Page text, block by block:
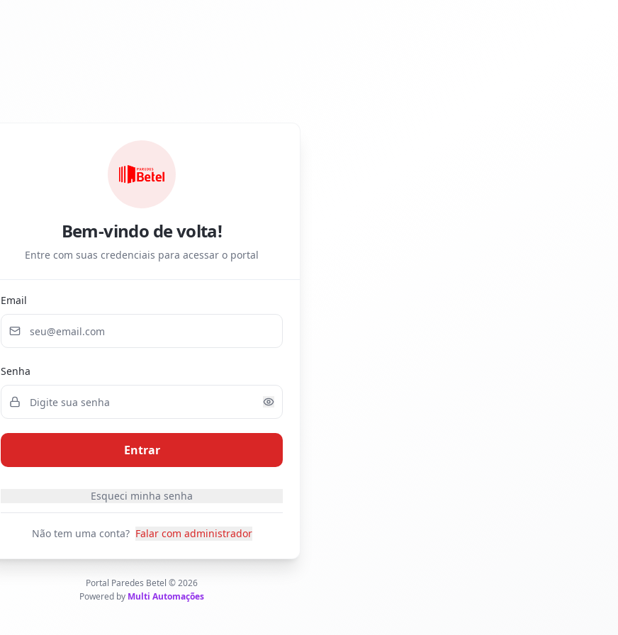
Bem-vindo de volta!
Entre com suas credenciais para acessar o portal
Email
Senha
Entrar
Esqueci minha senha
Não tem uma conta? Falar com administrador
Portal Paredes Betel ©2026
Powered by Multi Automações